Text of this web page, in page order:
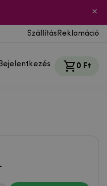
Szállítás Reklamáció
0 Ft